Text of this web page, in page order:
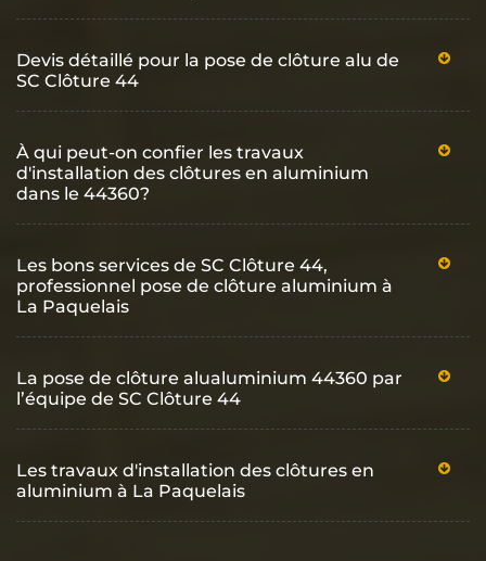
Devis détaillé pour la pose de clôture alu de
SC Clôture 44
À qui peut-on confier les travaux
d'installation des clôtures en aluminium
dans le 44360?
Les bons services de SC Clôture 44,
professionnel pose de clôture aluminium à
La Paquelais
La pose de clôture alualuminium 44360 par
l’équipe de SC Clôture 44
Les travaux d'installation des clôtures en
aluminium à La Paquelais